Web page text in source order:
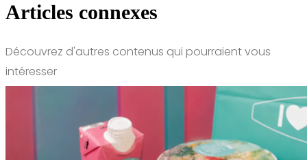
Articles connexes
Découvrez d'autres contenus qui pourraient vous
intéresser